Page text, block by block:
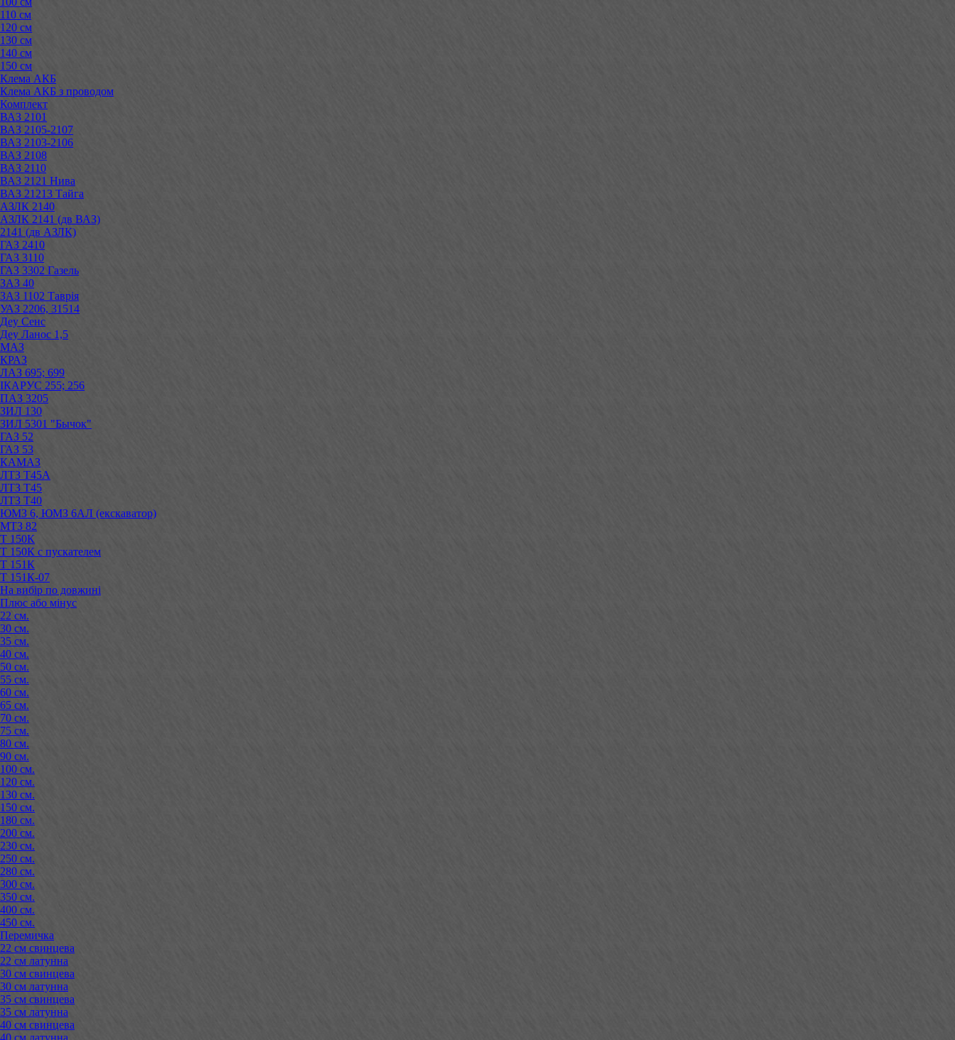
110 см
120 см
130 см
140 см
150 см
Клема АКБ
Клема АКБ з проводом
Комплект
ВАЗ 2101
ВАЗ 2105-2107
ВАЗ 2103-2106
ВАЗ 2108
ВАЗ 2110
ВАЗ 2121 Нива
ВАЗ 21213 Тайга
АЗЛК 2140
АЗЛК 2141 (дв ВАЗ)
2141 (дв АЗЛК)
ГАЗ 2410
ГАЗ 3110
ГАЗ 3302 Газель
ЗАЗ 40
ЗАЗ 1102 Таврія
УАЗ 2206, 31514
Деу Сенс
Деу Ланос 1,5
МАЗ
КРАЗ
ЛАЗ 695; 699
ІКАРУС 255; 256
ПАЗ 3205
ЗИЛ 130
ЗИЛ 5301 "Бычок"
ГАЗ 52
ГАЗ 53
КАМАЗ
ЛТЗ Т45А
ЛТЗ Т45
ЛТЗ Т40
ЮМЗ 6, ЮМЗ 6АЛ (екскаватор)
МТЗ 82
Т 150К
Т 150К с пускателем
Т 151К
Т 151К-07
На вибір по довжині
Плюс або мінус
22 см.
30 см.
35 см.
40 см.
50 см.
55 см.
60 см.
65 см.
70 см.
75 см.
80 см.
90 см.
100 см.
120 см.
130 см.
150 см.
180 см.
200 см.
230 см.
250 см.
280 см.
300 см.
350 см.
400 см.
450 см.
Перемичка
22 см свинцева
22 см латунна
30 см свинцева
30 см латунна
35 см свинцева
35 см латунна
40 см свинцева